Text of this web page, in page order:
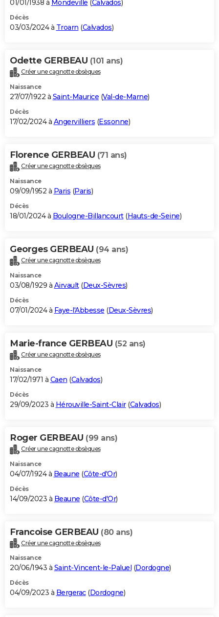
01/01/1938 à Mondeville (Calvados)
Décès
03/03/2024 à Troarn (Calvados)
Odette GERBEAU (101 ans)
Créer une cagnotte obsèques
Naissance
27/07/1922 à Saint-Maurice (Val-de-Marne)
Décès
17/02/2024 à Angervilliers (Essonne)
Florence GERBEAU (71 ans)
Créer une cagnotte obsèques
Naissance
09/09/1952 à Paris (Paris)
Décès
18/01/2024 à Boulogne-Billancourt(Hauts-de-Seine)
Georges GERBEAU (94 ans)
Créer une cagnotte obsèques
Naissance
03/08/1929 à Airvault(Deux-Sèvres)
Décès
07/01/2024 à Faye-l'Abbesse (Deux-Sèvres)
Marie-france GERBEAU (52 ans)
Créer une cagnotte obsèques
Naissance
17/02/1971 à Caen (Calvados)
Décès
29/09/2023 à Hérouville-Saint-Clair(Calvados)
Roger GERBEAU (99 ans)
Créer une cagnotte obsèques
Naissance
04/07/1924 à Beaune (Côte-d'Or)
Décès
14/09/2023 à Beaune (Côte-d'Or)
Francoise GERBEAU (80 ans)
Créer une cagnotte obsèques
Naissance
20/06/1943 à Saint-Vincent-le-Paluel (Dordogne)
Décès
04/09/2023 à Bergerac(Dordogne)